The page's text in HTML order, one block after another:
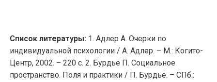
Список литературы: 1. Адлер А. Очерки по
индивидуальной психологии / А. Адлер. – М.: Когито-
Центр, 2002. – 220 с. 2. Бурдьё П. Социальное
пространство. Поля и практики / П. Бурдьё. – СПб.: